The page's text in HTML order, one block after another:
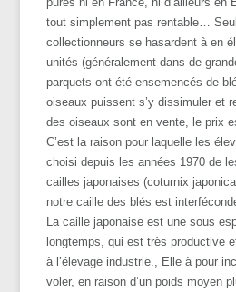
tout simplement pas rentable…
collectionneurs se hasardent à en
unités (généralement dans de
parquets ont été ensemencés de
oiseaux puissent s’y dissimuler et
des oiseaux sont en vente, le prix
C’est la raison pour laquelle les
choisi depuis les années 1970 de
cailles japonaises (coturnix
notre caille des blés est
La caille japonaise est une sous
longtemps, qui est très productive
à l’élevage industrie., Elle à pour
voler, en raison d’un poids moyen